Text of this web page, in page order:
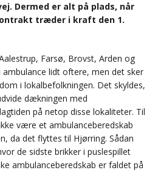
Dermed er alt på plads, når
træder i kraft den 1.
Farsø, Brovst, Arden og
lidt oftere, men det sker
i lokalbefolkningen. Det skyldes,
dækningen med
på netop disse lokaliteter. Til
være et ambulanceberedskab
da det flyttes til Hjørring. Sådan
de sidste brikker i puslespillet
ambulanceberedskab er faldet på